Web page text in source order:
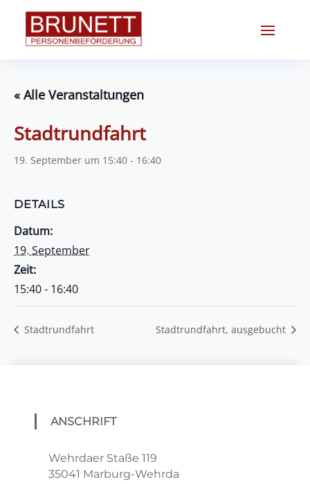
« Alle Veranstaltungen
Stadtrundfahrt
19. September um 15:40 - 16:40
DETAILS
Datum:
19. September
Zeit:
15:40 - 16:40
Stadtrundfahrt Stadtrundfahrt, ausgebucht
ANSCHRIFT
Wehrdaer Staße 119
35041 Marburg-Wehrda